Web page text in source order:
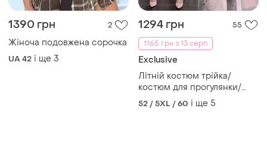
1390 грн 2
Жіноча подовжена сорочка
UA 42 і ще 3
1294 грн
55
1165 грн з 13 серп
Exclusive
Літній костюм трійка/
костюм для прогулянки/
святковий костюм/костюм
для вечірки/костюм трійка
52 / 5XL / 60 і ще 5